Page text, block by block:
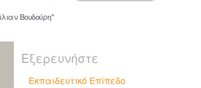
Βουδούρη"
Εξερευνήστε
Εκπαιδευτικό Επίπεδο